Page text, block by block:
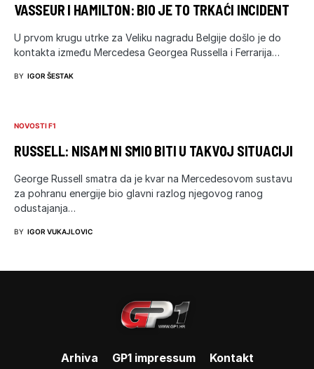
VASSEUR I HAMILTON: BIO JE TO TRKAĆI INCIDENT
U prvom krugu utrke za Veliku nagradu Belgije došlo je do
kontakta između Mercedesa Georgea Russella i Ferrarija…
BY IGOR ŠESTAK
NOVOSTI F1
RUSSELL: NISAM NI SMIO BITI U TAKVOJ SITUACIJI
George Russell smatra da je kvar na Mercedesovom sustavu
za pohranu energije bio glavni razlog njegovog ranog
odustajanja…
BY IGOR VUKAJLOVIC
Arhiva GP1 impressum Kontakt